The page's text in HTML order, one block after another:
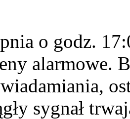
o godz.
alarmowe.
sygnał